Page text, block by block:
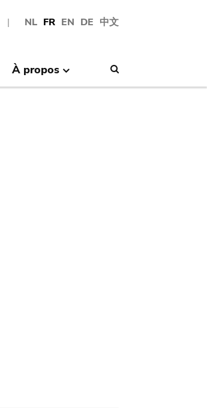
NL FR EN DE 中文
À propos